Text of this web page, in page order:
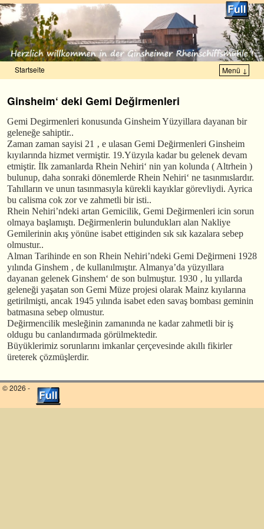
Startseite Menü ↓
Ginsheim‘ deki Gemi Değirmenleri
Gemi Degirmenleri konusunda Ginsheim Yüzyillara dayanan bir
geleneğe sahiptir..
Zaman zaman sayisi 21 ‚ e ulasan Gemi Değirmenleri Ginsheim
kıyılarında hizmet vermiştir. 19.Yüzyıla kadar bu gelenek devam
etmiştir. İlk zamanlarda Rhein Nehiri‘ nin yan kolunda ( Altrhein )
bulunup, daha sonraki dönemlerde Rhein Nehiri‘ ne tasınmıslardır.
Tahılların ve unun tasınmasıyla kürekli kayıklar görevliydi. Ayrica
bu calisma cok zor ve zahmetli bir isti..
Rhein Nehiri’ndeki artan Gemicilik, Gemi Değirmenleri icin sorun
olmaya başlamıştı. Değirmenlerin bulundukları alan Nakliye
Gemilerinin akış yönüne isabet ettiginden sık sık kazalara sebep
olmustur..
Alman Tarihinde en son Rhein Nehiri’ndeki Gemi Değirmeni 1928
yılında Ginshem ‚ de kullanılmıştır. Almanya’da yüzyıllara
dayanan gelenek Ginshem‘ de son bulmuştur. 1930 ‚ lu yıllarda
geleneği yaşatan son Gemi Müze projesi olarak Mainz kıyılarına
getirilmişti, ancak 1945 yılında isabet eden savaş bombası geminin
batmasına sebep olmustur.
Değirmencilik mesleğinin zamanında ne kadar zahmetli bir iş
oldugu bu canlandırmada görülmektedir.
Büyüklerimiz sorunlarını imkanlar çerçevesinde akıllı fikirler
üreterek çözmüşlerdir.
© 2026 -